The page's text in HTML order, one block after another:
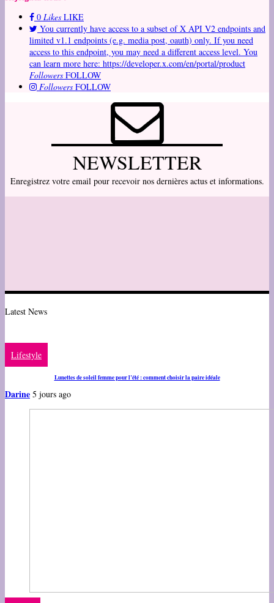
0 Likes LIKE
You currently have access to a subset of X API V2 endpoints and
limited v1.1 endpoints (e.g. media post, oauth) only. If you need
access to this endpoint, you may need a different access level. You
can learn more here: https://developer.x.com/en/portal/product
Followers FOLLOW
Followers FOLLOW
NEWSLETTER
Enregistrez votre email pour recevoir nos dernières actus et informations.
Latest News
Lifestyle
Lunettes de soleil femme pour l’été : comment choisir la paire idéale
Darine 5 jours ago